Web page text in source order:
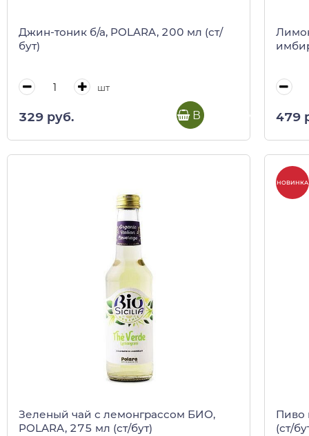
Джин-тоник б/а, POLARA, 200 мл (ст/
бут)
шт
329 руб. В корзину 479
Зеленый чай с лемонграссом БИО,
POLARA, 275 мл (ст/бут)
НОВИНКА
Пиво
(ст/